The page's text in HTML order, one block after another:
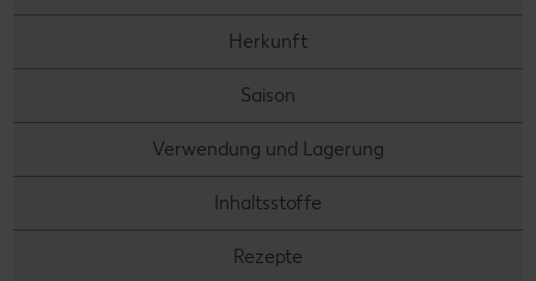
Herkunft
Saison
Verwendung und Lagerung
Inhaltsstoffe
Rezepte